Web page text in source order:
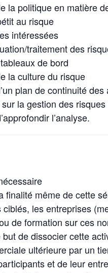
la politique en matière
au risque
intéressées
traitement des
de bord
la culture du risque
plan de continuité
la gestion des
l’analyse.
finalité même de cette
les entreprises
de formation sur ces
de dissocier cette
ultérieure par un
et de leur